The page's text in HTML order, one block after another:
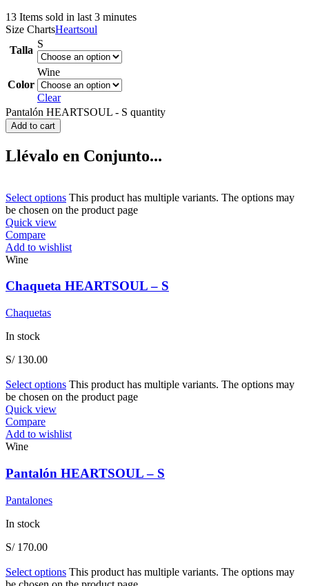
13 Items sold in last 3 minutes
Size ChartsHeartsoul
Talla
S
Color
Wine
Clear
Pantalón HEARTSOUL - S quantity
Add to cart
Llévalo en Conjunto...
Select options This product has multiple variants. The options may
be chosen on the product page
Quick view
Compare
Add to wishlist
Wine
Chaqueta HEARTSOUL – S
Chaquetas
In stock
S/130.00
Select options This product has multiple variants. The options may
be chosen on the product page
Quick view
Compare
Add to wishlist
Wine
Pantalón HEARTSOUL – S
Pantalones
In stock
S/170.00
Select options This product has multiple variants. The options may